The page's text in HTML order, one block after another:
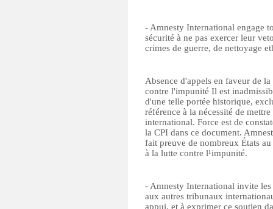
- Amnesty International engage
sécurité à ne pas exercer leur
crimes de guerre, de nettoyage
Absence d'appels en faveur de
contre l'impunité Il est
d'une telle portée historique,
référence à la nécessité de
international. Force est de
la CPI dans ce document.
fait preuve de nombreux États
à la lutte contre l¹impunité.
- Amnesty International invite
aux autres tribunaux
appui, et à exprimer ce soutien